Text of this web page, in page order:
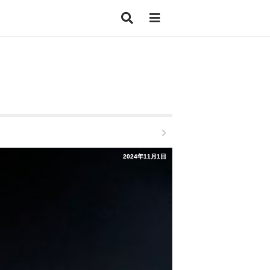
2024年11月1日